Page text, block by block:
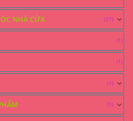
NHÀ CỬA (27)
(1)
(1)
(1)
(1)